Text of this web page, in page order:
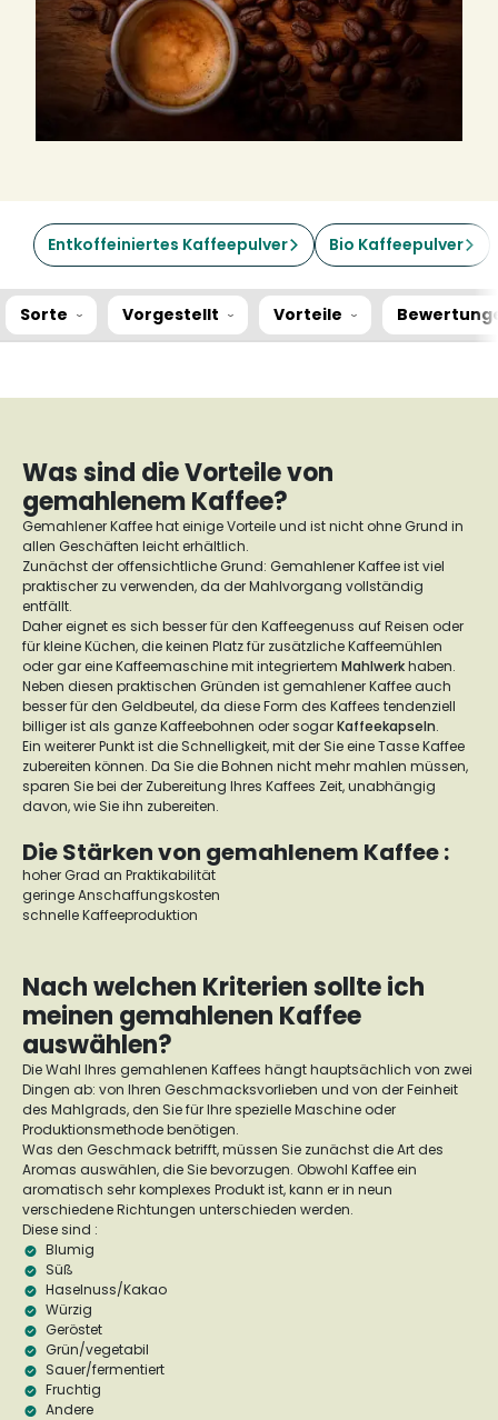
Entkoffeiniertes Kaffeepulver Bio Kaffeepulver
Sorte Vorgestellt Vorteile
Was sind die Vorteile von
gemahlenem Kaffee?
Gemahlener Kaffee hat einige Vorteile und ist nicht ohne Grund in
allen Geschäften leicht erhältlich.
Zunächst der offensichtliche Grund: Gemahlener Kaffee ist viel
praktischer zu verwenden, da der Mahlvorgang vollständig
entfällt.
Daher eignet es sich besser für den Kaffeegenuss auf Reisen oder
für kleine Küchen, die keinen Platz für zusätzliche Kaffeemühlen
oder gar eine Kaffeemaschine mit integriertem Mahlwerkhaben.
Neben diesen praktischen Gründen ist gemahlener Kaffee auch
besser für den Geldbeutel, da diese Form des Kaffees tendenziell
billiger ist als ganze Kaffeebohnen oder sogarKaffeekapseln.
Ein weiterer Punkt ist die Schnelligkeit, mit der Sie eine Tasse Kaffee
zubereiten können. Da Sie die Bohnen nicht mehr mahlen müssen,
sparen Sie bei der Zubereitung Ihres Kaffees Zeit, unabhängig
davon, wie Sie ihn zubereiten.
Die Stärken von gemahlenem Kaffee :
hoher Grad an Praktikabilität
geringe Anschaffungskosten
schnelle Kaffeeproduktion
Nach welchen Kriterien sollte ich
meinen gemahlenen Kaffee
auswählen?
Die Wahl Ihres gemahlenen Kaffees hängt hauptsächlich von zwei
Dingen ab: von Ihren Geschmacksvorlieben und von der Feinheit
des Mahlgrads, den Sie für Ihre spezielle Maschine oder
Produktionsmethode benötigen.
Was den Geschmack betrifft, müssen Sie zunächst die Art des
Aromas auswählen, die Sie bevorzugen. Obwohl Kaffee ein
aromatisch sehr komplexes Produkt ist, kann er in neun
verschiedene Richtungen unterschieden werden.
Diese sind :
Blumig
Süß
Haselnuss/Kakao
Würzig
Geröstet
Grün/vegetabil
Sauer/fermentiert
Fruchtig
Andere